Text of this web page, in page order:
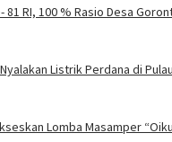
81 RI, 100 % Rasio Desa
Listrik Perdana di
Lomba Masamper